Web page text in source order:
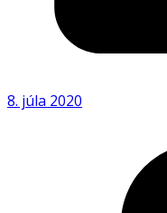
8. júla 2020